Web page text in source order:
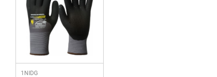
1NIDG